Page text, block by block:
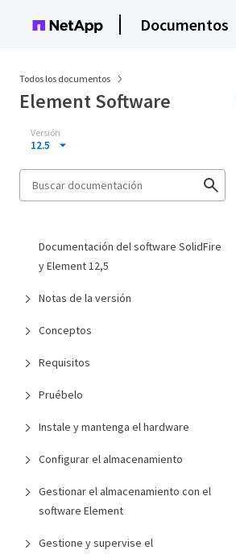
Documentos
Todos los documentos
Element Software
Versión
12.5
Documentación del software SolidFire
y Element 12,5
Notas de la versión
Conceptos
Requisitos
Pruébelo
Instale y mantenga el hardware
Configurar el almacenamiento
Gestionar el almacenamiento con el
software Element
Gestione y supervise el